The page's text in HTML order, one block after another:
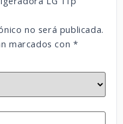
no será publicada.
marcados con *